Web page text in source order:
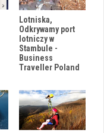
Lotniska,
Odkrywamy port
lotniczy w
Stambule -
Business
Traveller Poland